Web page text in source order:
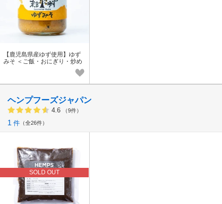
【鹿児島県産ゆず使用】ゆず
みそ ＜ご飯・おにぎり・炒め
物・焼き物・味噌漬けなどに
ヘンプフーズジャパン
4.6 （9件）
1 件 全26件
SOLD OUT